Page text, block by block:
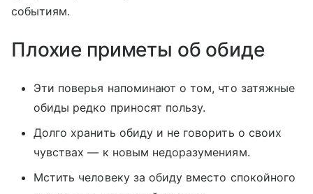
событиям.
Плохие приметы об обиде
Эти поверья напоминают о том, что затяжные
обиды редко приносят пользу.
Долго хранить обиду и не говорить о своих
чувствах — к новым недоразумениям.
Мстить человеку за обиду вместо спокойного